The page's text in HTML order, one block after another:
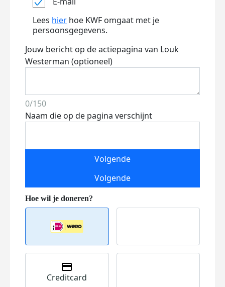
Lees hier hoe KWF omgaat met je
persoonsgegevens.
Jouw bericht op de actiepagina van Louk
Westerman (optioneel)
0/150
Naam die op de pagina verschijnt
Volgende
Volgende
Creditcard